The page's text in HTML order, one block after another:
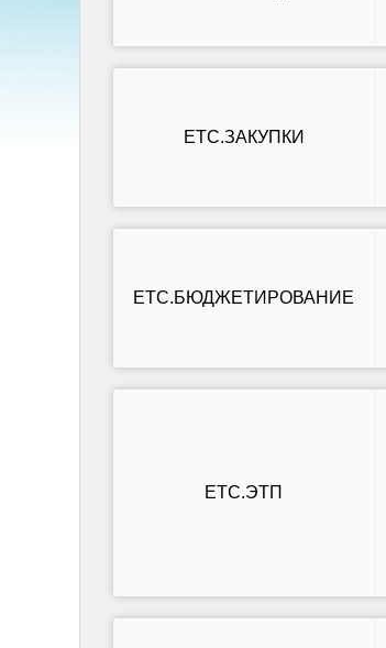
ЕТС.ЗАКУПКИ
ЕТС.БЮДЖЕТИРОВАНИЕ
ЕТС.ЭТП